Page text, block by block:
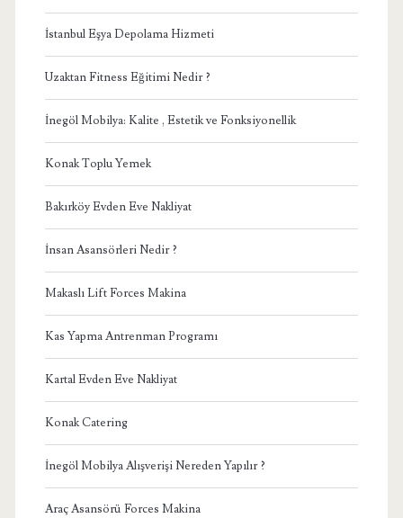
İstanbul Eşya Depolama Hizmeti
Uzaktan Fitness Eğitimi Nedir ?
İnegöl Mobilya: Kalite , Estetik ve Fonksiyonellik
Konak Toplu Yemek
Bakırköy Evden Eve Nakliyat
İnsan Asansörleri Nedir ?
Makaslı Lift Forces Makina
Kas Yapma Antrenman Programı
Kartal Evden Eve Nakliyat
Konak Catering
İnegöl Mobilya Alışverişi Nereden Yapılır ?
Araç Asansörü Forces Makina